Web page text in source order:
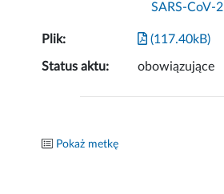
SARS-CoV-2
Plik: (117.40kB)
Status aktu: obowiązujące
Pokaż metkę